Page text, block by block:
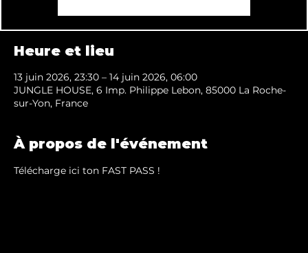
Heure et lieu
13 juin 2026, 23:30 – 14 juin 2026, 06:00
JUNGLE HOUSE, 6 Imp. Philippe Lebon, 85000 La Roche-
sur-Yon, France
À propos de l'événement
Télécharge ici ton FAST PASS !